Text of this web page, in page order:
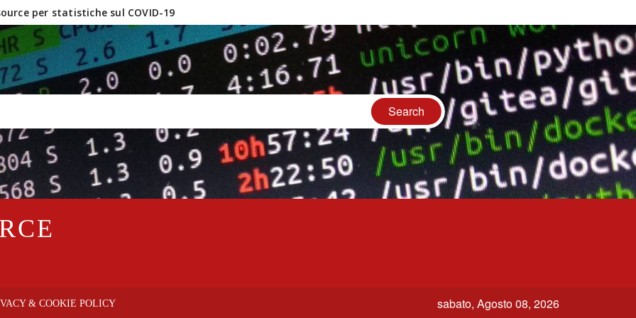
per statistiche sul COVID-19
e software OpenSource?
& COOKIE POLICY sabato, Agosto 08, 2026